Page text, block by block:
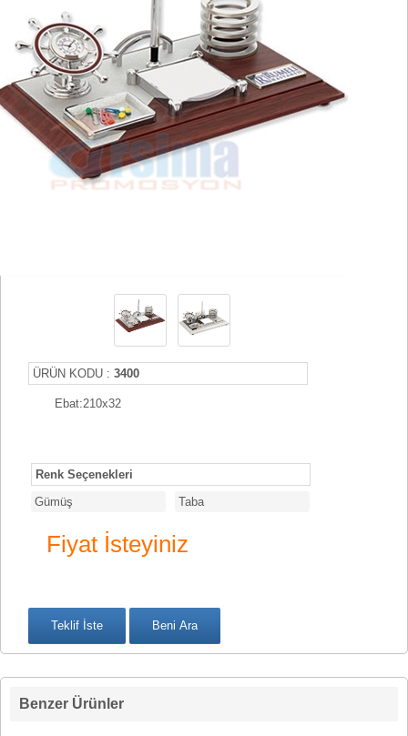
ÜRÜN KODU : 3400
Ebat:210x32
Renk Seçenekleri
Gümüş
Taba
Fiyat İsteyiniz
Benzer Ürünler